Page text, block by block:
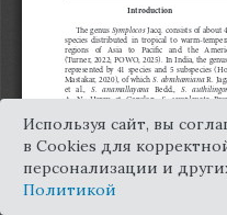
Используя сайт, вы
в Cookies для
персонализации и
Политикой